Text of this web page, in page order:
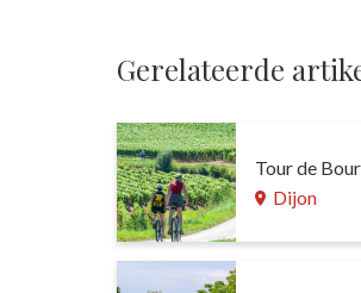
Gerelateerde
Tour de
Dijon